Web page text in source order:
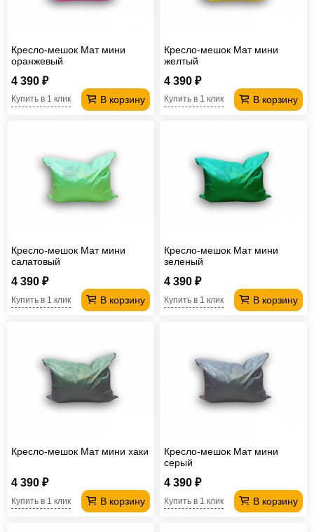
Кресло-мешок Мат мини
оранжевый
4 390 ₽
В корзину
Купить в 1 клик
Кресло-мешок Мат мини
желтый
4 390 ₽
В корзину
Купить в 1 клик
Кресло-мешок Мат мини
салатовый
4 390 ₽
В корзину
Купить в 1 клик
Кресло-мешок Мат мини
зеленый
4 390 ₽
В корзину
Купить в 1 клик
Кресло-мешок Мат мини хаки
4 390 ₽
В корзину
Купить в 1 клик
Кресло-мешок Мат мини
серый
4 390 ₽
В корзину
Купить в 1 клик